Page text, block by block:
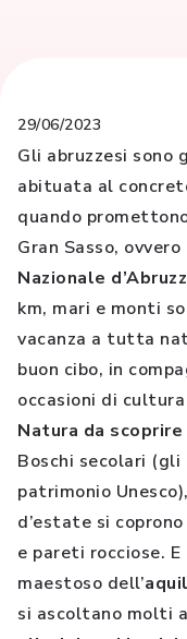
29/06/2023
Gli abruzzesi
abituata al
quando
Gran Sasso, ovvero
Nazionale
km, mari e monti
vacanza a tutta
buon cibo, in
occasioni di cultura
Natura da scoprire
Boschi secolari
patrimonio
d’estate si
e pareti rocciose.
maestoso dell’
si ascoltano molti